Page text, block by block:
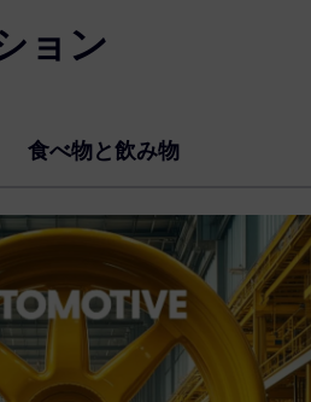
ョン
食べ物と飲み物